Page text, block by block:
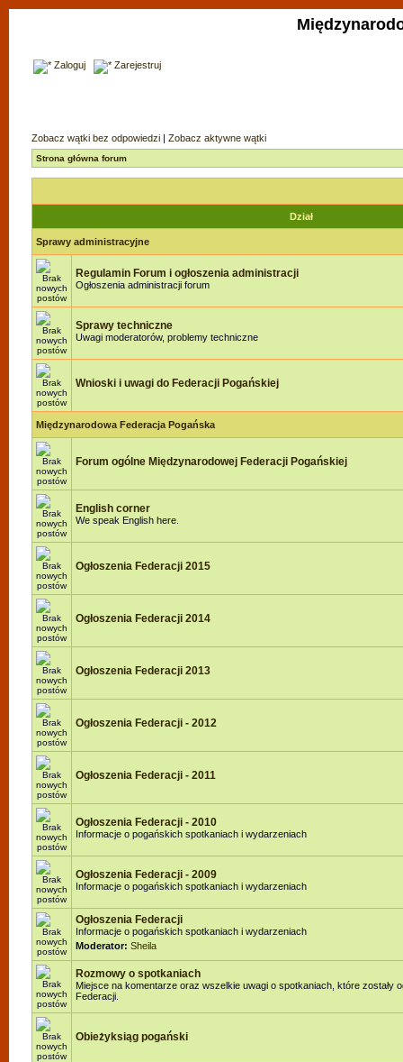
Zaloguj Zarejestruj
Zobacz wątki bez odpowiedzi | Zobacz aktywne wątki
Strona główna forum
Dział
Sprawy administracyjne
Regulamin Forum i ogłoszenia administracji
Ogłoszenia administracji forum
Sprawy techniczne
Uwagi moderatorów, problemy techniczne
Wnioski i uwagi do Federacji Pogańskiej
Międzynarodowa Federacja Pogańska
Forum ogólne Międzynarodowej Federacji Pogańskiej
English corner
We speak English here.
Ogłoszenia Federacji 2015
Ogłoszenia Federacji 2014
Ogłoszenia Federacji 2013
Ogłoszenia Federacji - 2012
Ogłoszenia Federacji - 2011
Ogłoszenia Federacji - 2010
Informacje o pogańskich spotkaniach i wydarzeniach
Ogłoszenia Federacji - 2009
Informacje o pogańskich spotkaniach i wydarzeniach
Ogłoszenia Federacji
Informacje o pogańskich spotkaniach i wydarzeniach
Moderator: Sheila
Rozmowy o spotkaniach
Miejsce na komentarze oraz wszelkie uwagi o spotkaniach, które zostały
Federacji.
Obieżyksiąg pogański